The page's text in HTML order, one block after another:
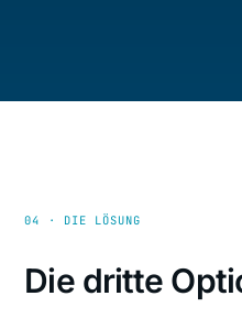
04 · DIE LÖSUNG
Die dritte